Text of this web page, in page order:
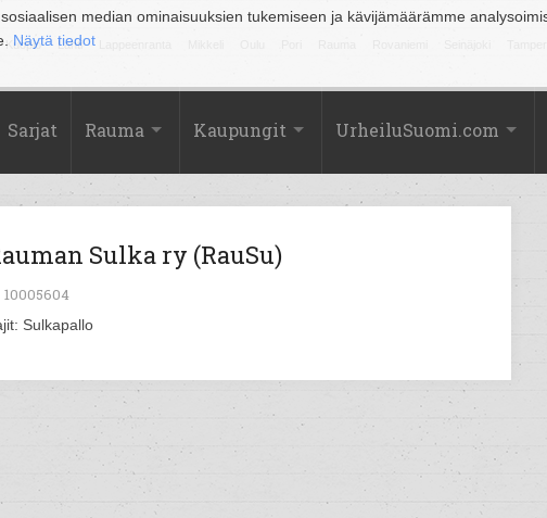
median ominaisuuksien tukemiseen ja kävijämäärämme
Näytä tiedot
Kuopio Lahti
Sarjat Rauma Kaupungit UrheiluSuomi.com
Sulka ry (RauSu)
10005604
Sulkapallo